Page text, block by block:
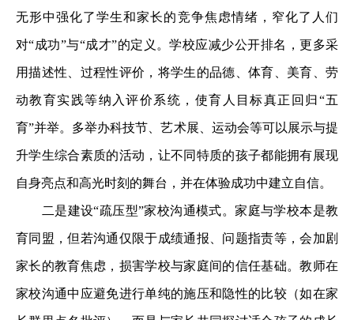
无形中强化了学生和家长的竞争焦虑情绪，窄化了人们
对“成功”与“成才”的定义。学校应减少公开排名，更多采
用描述性、过程性评价，将学生的品德、体育、美育、劳
动教育实践等纳入评价系统，使育人目标真正回归“五
育”并举。多举办科技节、艺术展、运动会等可以展示与提
升学生综合素质的活动，让不同特质的孩子都能拥有展现
自身亮点和高光时刻的舞台，并在体验成功中建立自信。
二是建设“疏压型”家校沟通模式。家庭与学校本是教
育同盟，但若沟通仅限于成绩通报、问题指责等，会加剧
家长的教育焦虑，损害学校与家庭间的信任基础。教师在
家校沟通中应避免进行单纯的施压和隐性的比较（如在家